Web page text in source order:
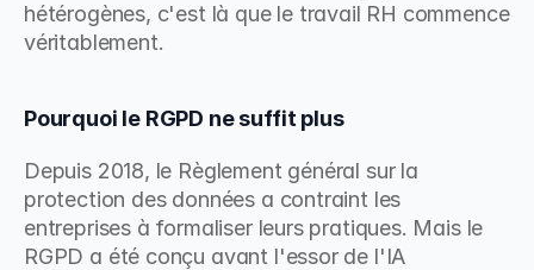
hétérogènes, c'est là que le travail RH commence
véritablement.
Pourquoi le RGPD ne suffit plus
Depuis 2018, le Règlement général sur la
protection des données a contraint les
entreprises à formaliser leurs pratiques. Mais le
RGPD a été conçu avant l'essor de l'IA